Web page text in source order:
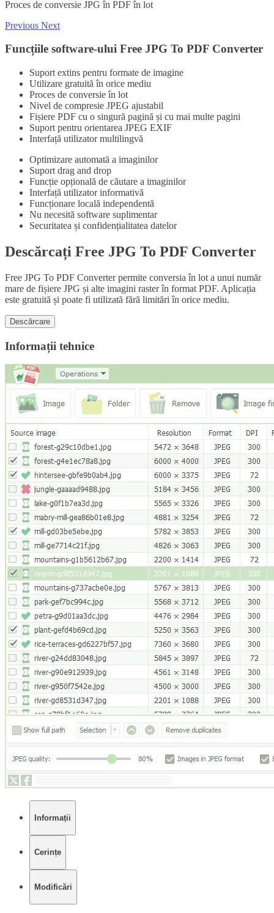
Proces de conversie JPG în PDF în lot
Previous Next
Funcțiile software-ului Free JPG To PDF Converter
Suport extins pentru formate de imagine
Utilizare gratuită în orice mediu
Proces de conversie în lot
Nivel de compresie JPEG ajustabil
Fișiere PDF cu o singură pagină și cu mai multe pagini
Suport pentru orientarea JPEG EXIF
Interfață utilizator multilingvă
Optimizare automată a imaginilor
Suport drag and drop
Funcție opțională de căutare a imaginilor
Interfață utilizator informativă
Funcționare locală independentă
Nu necesită software suplimentar
Securitatea și confidențialitatea datelor
Descărcați Free JPG To PDF Converter
Free JPG To PDF Converter permite conversia în lot a unui număr
mare de fișiere JPG și alte imagini raster în format PDF. Aplicația
este gratuită și poate fi utilizată fără limitări în orice mediu.
Descărcare
Informații tehnice
Informații
Cerințe
Modificări